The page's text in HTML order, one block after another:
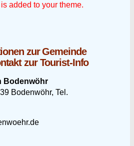
added to your theme.
zur Gemeinde
zur Tourist-Info
Bodenwöhr
Bodenwöhr, Tel.